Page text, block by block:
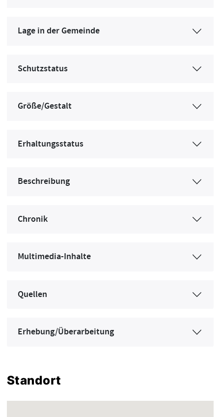
Lage in der Gemeinde
Schutzstatus
Größe/Gestalt
Erhaltungsstatus
Beschreibung
Chronik
Multimedia-Inhalte
Quellen
Erhebung/Überarbeitung
Standort